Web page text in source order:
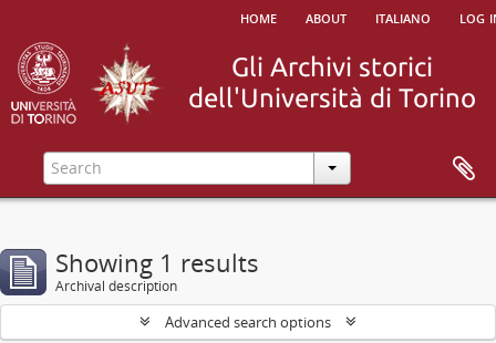
home about italiano log
Showing 1 results
Archival description
Advanced search options